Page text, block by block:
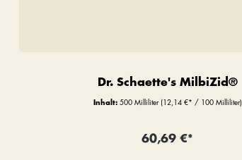
Dr. Schaette's MilbiZid®
Inhalt: 500 Milliliter (12,14 €* / 100 Milliliter)
60,69 €*